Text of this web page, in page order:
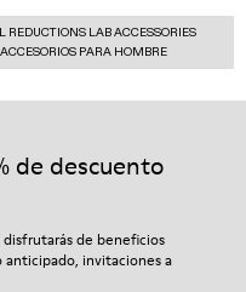
REDUCTIONS LAB ACCESSORIES
ACCESORIOS PARA HOMBRE
de descuento
de beneficios
anticipado, invitaciones a